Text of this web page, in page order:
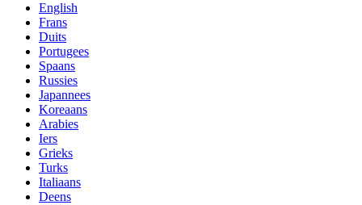
English
Frans
Duits
Portugees
Spaans
Russies
Japannees
Koreaans
Arabies
Iers
Grieks
Turks
Italiaans
Deens